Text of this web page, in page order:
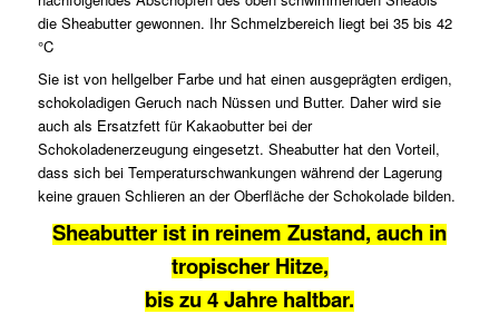
die Sheabutter gewonnen. Ihr Schmelzbereich liegt bei 35 bis 42
°C
Sie ist von hellgelber Farbe und hat einen ausgeprägten erdigen,
schokoladigen Geruch nach Nüssen und Butter. Daher wird sie
auch als Ersatzfett für Kakaobutter bei der
Schokoladenerzeugung eingesetzt. Sheabutter hat den Vorteil,
dass sich bei Temperaturschwankungen während der Lagerung
keine grauen Schlieren an der Oberfläche der Schokolade bilden.
Sheabutter ist in reinem Zustand, auch in
tropischer Hitze,
bis zu 4 Jahre haltbar.